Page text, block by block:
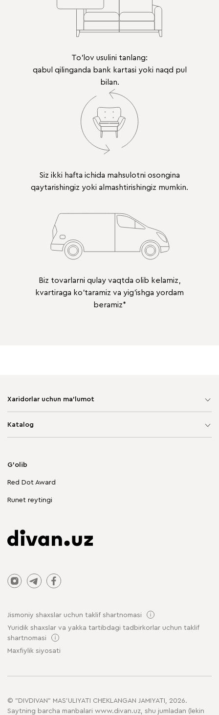
To'lov usulini tanlang:
qabul qilinganda bank kartasi yoki naqd pul
bilan.
Siz ikki hafta ichida mahsulotni osongina
qaytarishingiz yoki almashtirishingiz mumkin.
Biz tovarlarni qulay vaqtda olib kelamiz,
kvartiraga ko'taramiz va yig'ishga yordam
beramiz*
Xaridorlar uchun ma'lumot
Katalog
G'olib
Red Dot Award
Runet reytingi
Jismoniy shaxslar uchun taklif shartnomasi
Yuridik shaxslar va yakka tartibdagi tadbirkorlar uchun taklif
shartnomasi
Maxfiylik siyosati
© "DIVDIVAN" MAS'ULIYATI CHEKLANGAN JAMIYATI, 2026.
Saytning barcha manbalari www.divan.uz, shu jumladan (lekin